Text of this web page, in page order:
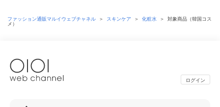
ファッション通販マルイウェブチャネル ＞ スキンケア ＞ 化粧水 ＞
対象商品（韓国コス
メ）
ログイン